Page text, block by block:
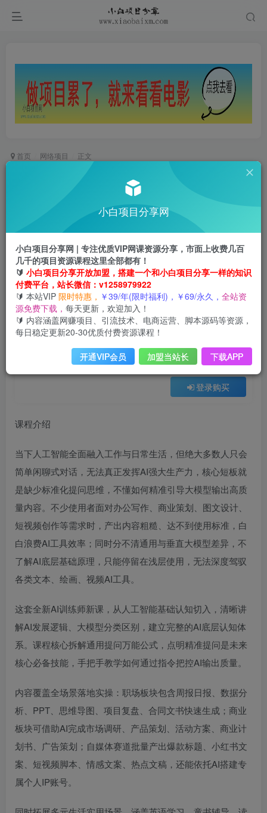
首页 网络项目 正文
零基础AI训练师实战课，吃透大模型底层逻辑，一
套提问模板搞定办公、商业、自媒体、设计、生活
全场景AI落地应用
小白项目
32天前更新
零基础AI训练师实战课，吃透大模型底层逻辑，一套提问模板搞定办公、商业、自媒体、设计、生活全场景AI落地应用
此内容为会员免费，请付费后查看
3
年VIP免费 终身VIP会员 免费
登录购买
会员免费
课程介绍
当下人工智能全面融入工作与日常生活，但绝大多数人只会
简单闲聊式对话，无法真正发挥AI强大生产力，核心短板就
是缺少标准化提问思维，不懂如何精准引导大模型输出高质
量内容。不少使用者面对办公写作、商业策划、图文设计、
短视频创作等需求时，产出内容粗糙、达不到使用标准，白
白浪费AI工具效率；同时分不清通用与垂直大模型差异，不
了解AI底层基础原理，只能停留在浅层使用，无法深度驾驭
各类文本、绘画、视频AI工具。
这套全新AI训练师新课，从人工智能基础认知切入，清晰讲
解AI发展逻辑、大模型分类区别，建立完整的AI底层认知体
系。课程核心拆解通用提问万能公式，点明精准提问是未来
核心必备技能，手把手教学如何通过指令把控AI输出质量。
内容覆盖全场景落地实操：职场板块包含周报日报、数据分
析、PPT、思维导图、项目复盘、合同文书快速生成；商业
板块可借助AI完成市场调研、产品策划、活动方案、商业计
划书、广告策划；自媒体赛道批量产出爆款标题、小红书文
案、短视频脚本、情感文案、热点文稿，还能依托AI搭建专
属个人IP账号。
小白项目分享网
小白项目分享网 | 专注优质VIP网课资源分享，市面上收费几百
几千的项目资源课程这里全部都有！
🔰 小白项目分享开放加盟，搭建一个和小白项目分享一样的知识
付费平台，站长微信：v1258979922
🔰 本站VIP 限时特惠， ￥39/年(限时福利)，￥69/永久， 全站资
源免费下载， 每天更新，欢迎加入！
🔰 内容涵盖网赚项目、引流技术、电商运营、脚本源码等资源，
每日稳定更新20-30优质付费资源课程！
开通VIP会员 加盟当站长 下载APP